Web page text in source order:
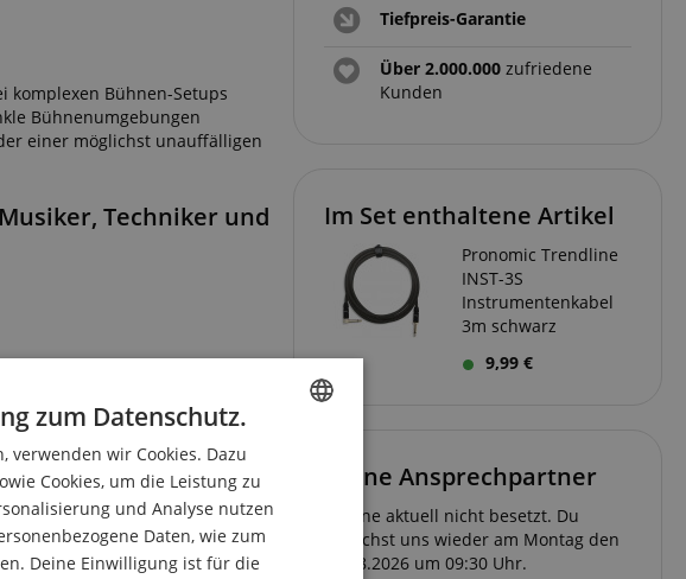
komplexen Bühnen-Setups
Bühnenumgebungen
einer möglichst unauffälligen
Techniker und
Tiefpreis-Garantie
Über 2.000.000 zufriedene
Kunden
Im Set enthaltene Artikel
Pronomic Trendline
INST-3S
Instrumentenkabel
3m schwarz
9,99 €
Deine Ansprechpartner
Hotline aktuell nicht besetzt. Du
erreichst uns wieder am Montag den
10.08.2026 um 09:30 Uhr.
DUTCH
zum Datenschutz.
wir Cookies. Dazu
Cookies, um die Leistung zu
und Analyse nutzen
Daten, wie zum
Deine Einwilligung ist für die